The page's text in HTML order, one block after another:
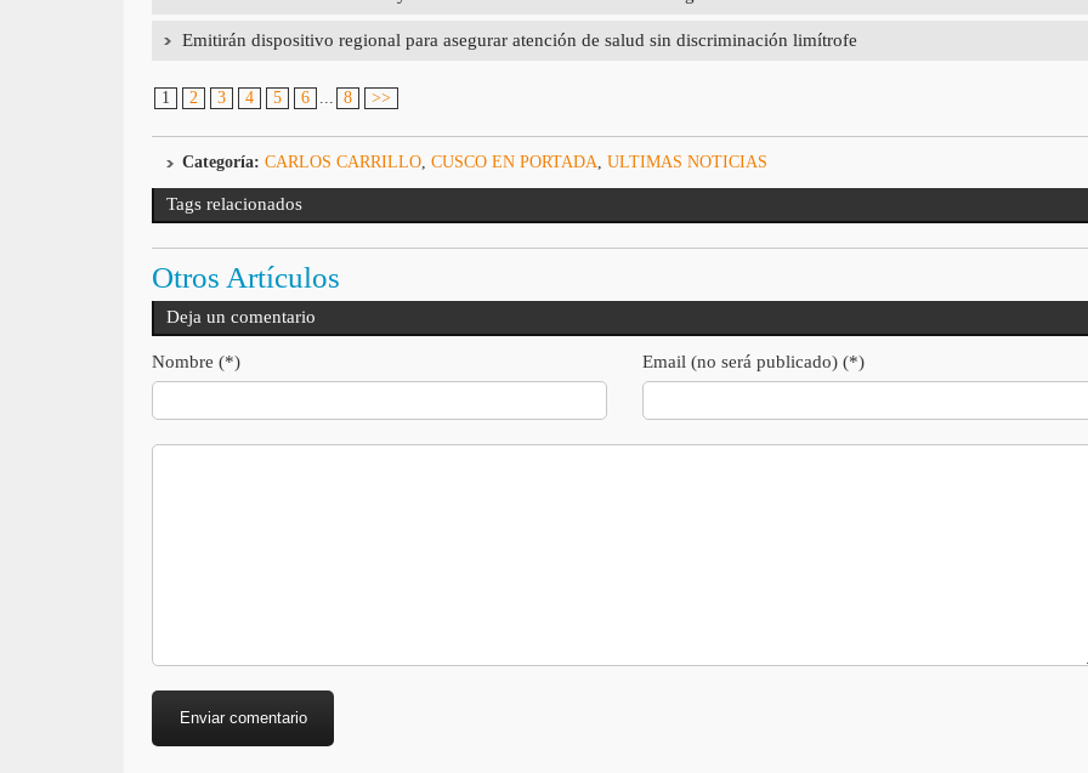
Emitirán dispositivo regional para asegurar atención de salud sin discriminación limítrofe
1 2 3 4 5 6 8 >>
Categoría: CARLOS CARRILLO, CUSCO EN PORTADA ULTIMAS NOTICIAS
Tags relacionados
Otros Artículos
Deja un comentario
Nombre (*) Email (no será publicado) (*)